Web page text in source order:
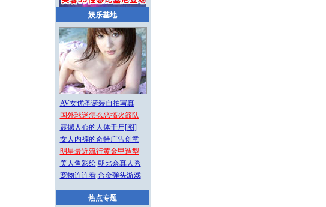
娱乐基地
·AV女优圣诞装自拍写真
· 国外球迷怎么恶搞火箭队
·震撼人心的人体干尸[图]
·女人内裤的奇特广告创意
·明星最近流行黄金甲造型
·美人鱼彩绘 朝比奈真人秀
·宠物连连看 合金弹头游戏
热点专题